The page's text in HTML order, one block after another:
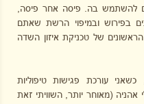
להשתמש בה. פיסה אחר פיסה,
בפירוש ובמיפוי הרשת שאתם
של טכניקת איזון השדה
כשאני עורכת פגישות טיפוליות
אהניה (מאוחר יותר, השוויתי זאת